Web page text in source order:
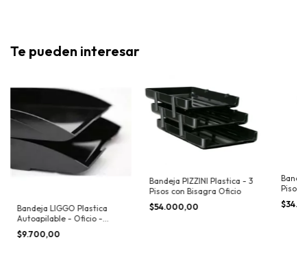
Te pueden interesar
Bandeja LIGGO Plastica
Autoapilable - Oficio -
Negro
$9.700,00
Bandeja PIZZINI Plastica - 3
Pisos con Bisagra Oficio
$54.000,00
Pisos